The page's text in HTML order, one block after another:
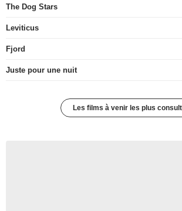
The Dog Stars
Leviticus
Fjord
Juste pour une nuit
Les films à venir les plus